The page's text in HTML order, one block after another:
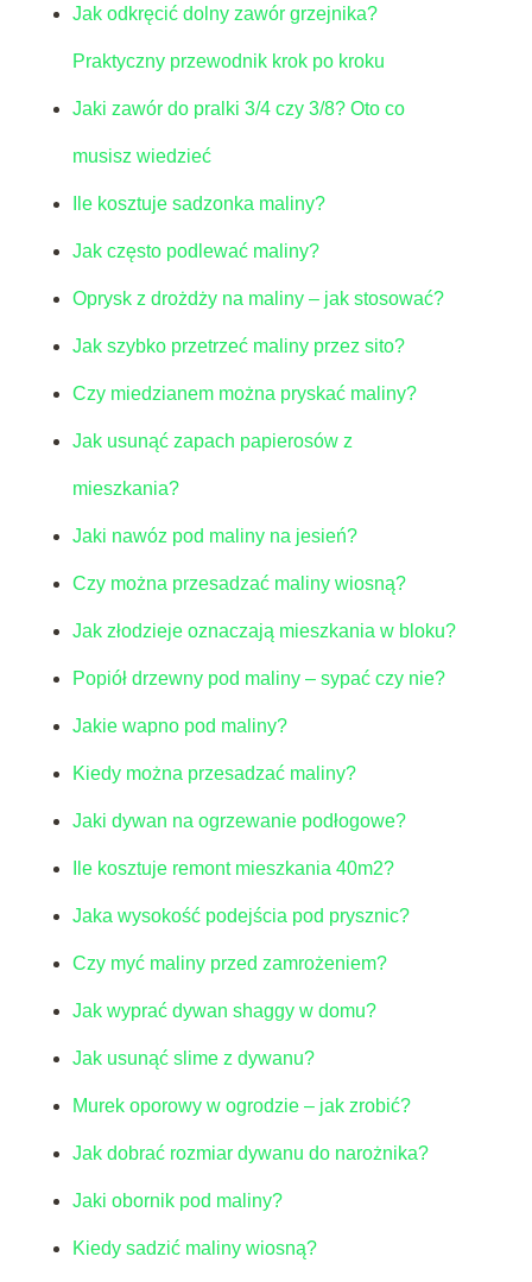
Jak odkręcić dolny zawór grzejnika?
Praktyczny przewodnik krok po kroku
Jaki zawór do pralki 3/4 czy 3/8? Oto co
musisz wiedzieć
Ile kosztuje sadzonka maliny?
Jak często podlewać maliny?
Oprysk z drożdży na maliny – jak stosować?
Jak szybko przetrzeć maliny przez sito?
Czy miedzianem można pryskać maliny?
Jak usunąć zapach papierosów z
mieszkania?
Jaki nawóz pod maliny na jesień?
Czy można przesadzać maliny wiosną?
Jak złodzieje oznaczają mieszkania w bloku?
Popiół drzewny pod maliny – sypać czy nie?
Jakie wapno pod maliny?
Kiedy można przesadzać maliny?
Jaki dywan na ogrzewanie podłogowe?
Ile kosztuje remont mieszkania 40m2?
Jaka wysokość podejścia pod prysznic?
Czy myć maliny przed zamrożeniem?
Jak wyprać dywan shaggy w domu?
Jak usunąć slime z dywanu?
Murek oporowy w ogrodzie – jak zrobić?
Jak dobrać rozmiar dywanu do narożnika?
Jaki obornik pod maliny?
Kiedy sadzić maliny wiosną?